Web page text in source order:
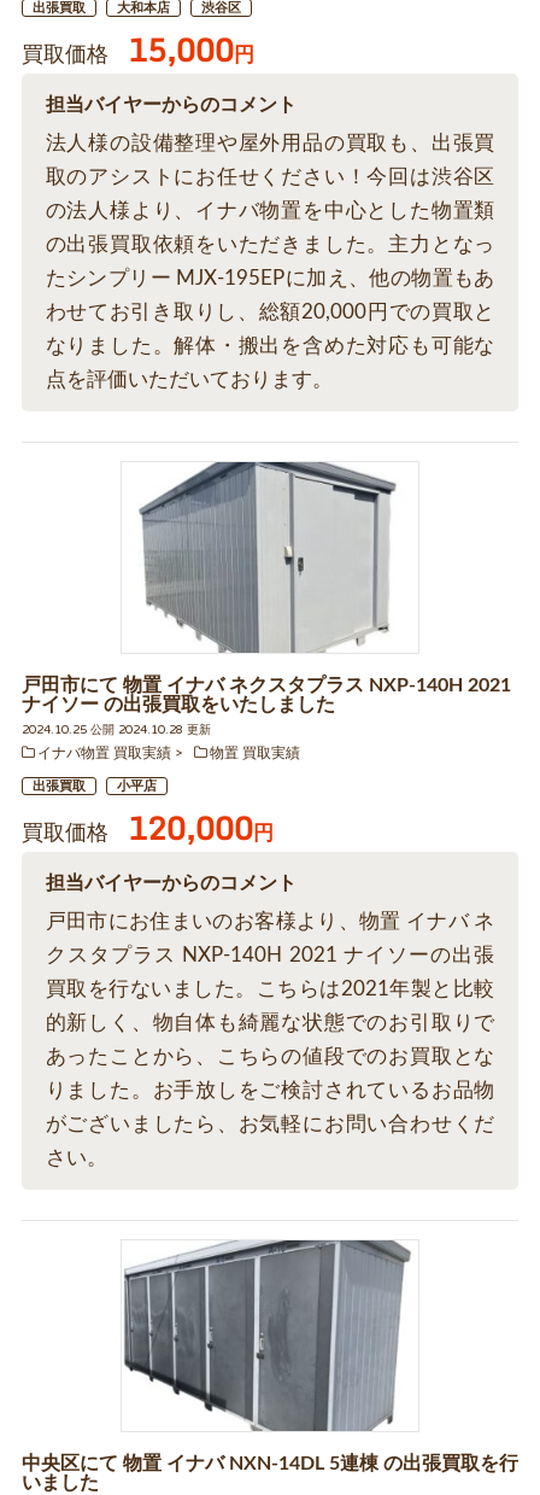
出張買取 大和本店 渋谷区
買取価格 15,000円
担当バイヤーからのコメント
法人様の設備整理や屋外用品の買取も、出張買
取のアシストにお任せください！今回は渋谷区
の法人様より、イナバ物置を中心とした物置類
の出張買取依頼をいただきました。主力となっ
たシンプリー MJX-195EPに加え、他の物置もあ
わせてお引き取りし、総額20,000円での買取と
なりました。解体・搬出を含めた対応も可能な
点を評価いただいております。
戸田市にて 物置 イナバ ネクスタプラス NXP-140H 2021
ナイソー の出張買取をいたしました
2024.10.25 公開 2024.10.28 更新
イナバ物置 買取実績
物置 買取実績
出張買取 小平店
買取価格 120,000円
担当バイヤーからのコメント
戸田市にお住まいのお客様より、物置 イナバ ネ
クスタプラス NXP-140H 2021 ナイソーの出張
買取を行ないました。こちらは2021年製と比較
的新しく、物自体も綺麗な状態でのお引取りで
あったことから、こちらの値段でのお買取とな
りました。お手放しをご検討されているお品物
がございましたら、お気軽にお問い合わせくだ
さい。
中央区にて 物置 イナバ NXN-14DL 5連棟 の出張買取を行
いました